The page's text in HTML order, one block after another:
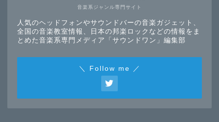
音楽系ジャンル専門サイト
人気のヘッドフォンやサウンドバーの音楽ガジェット、
全国の音楽教室情報、日本の邦楽ロックなどの情報をま
とめた音楽系専門メディア「サウンドワン」編集部
＼ Follow me ／